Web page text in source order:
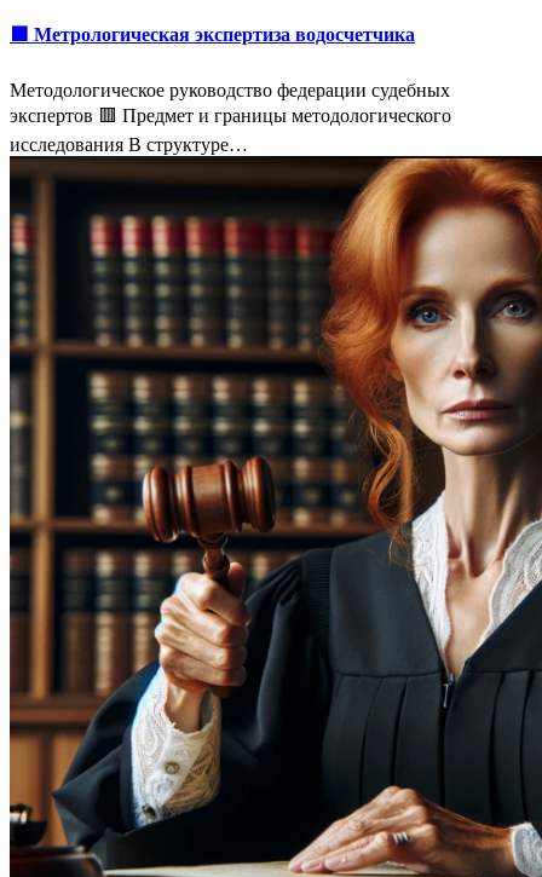
🟩 Метрологическая экспертиза водосчетчика
Методологическое руководство федерации судебных
экспертов 🟥 Предмет и границы методологического
исследования В структуре…